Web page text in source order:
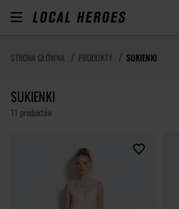
STRONA GŁÓWNA PRODUKTY SUKIENKI
SUKIENKI
11 produktów